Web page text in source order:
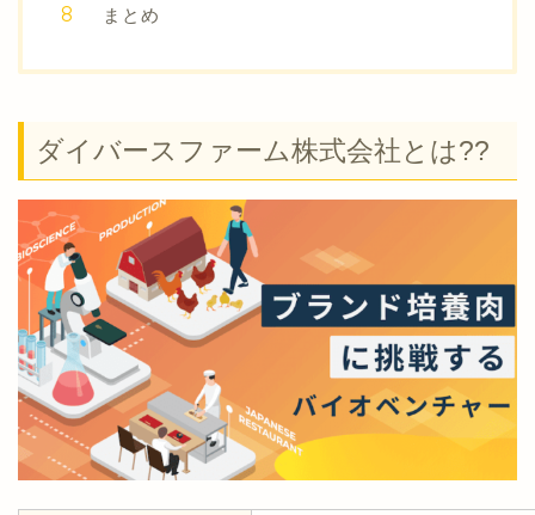
まとめ
ダイバースファーム株式会社とは??